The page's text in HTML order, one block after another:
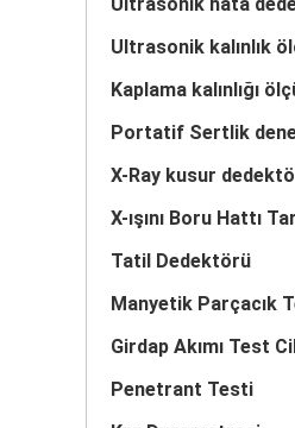
Ultrasonik kalınlık
Kaplama kalınlığı
Portatif Sertlik
X-Ray kusur
X-ışını Boru Hattı
Tatil Dedektörü
Manyetik Parçacık
Girdap Akımı Test
Penetrant Testi